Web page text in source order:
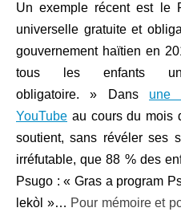
Un exemple récent est le
universelle gratuite et
gouvernement haïtien en
tous les enfants
obligatoire. » Dans une
YouTube au cours du mois
soutient, sans révéler ses
irréfutable, que 88 % des
Psugo : « Gras a program
lekòl »… Pour mémoire et